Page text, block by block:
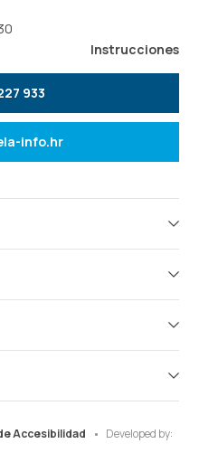
Instrucciones
933
info.hr
Accesibilidad
Developed by: